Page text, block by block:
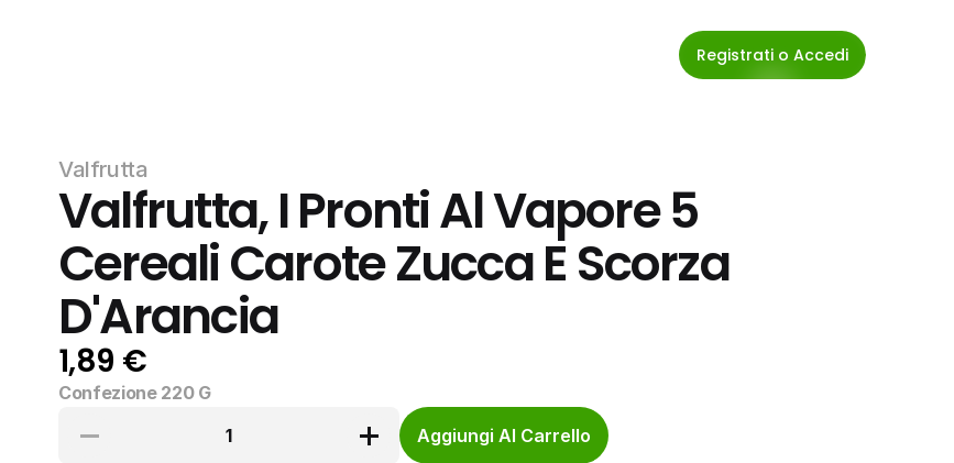
Registrati o Accedi
Valfrutta
Valfrutta, I Pronti Al Vapore 5
Cereali Carote Zucca E Scorza
D'Arancia
1,89 €
Confezione 220 G
1
Aggiungi Al Carrello